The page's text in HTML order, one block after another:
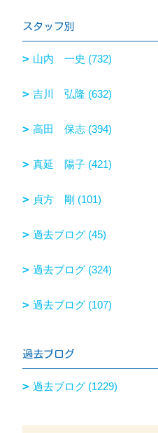
スタッフ別
山内 一史 (732)
吉川 弘隆 (632)
高田 保志 (394)
真延 陽子 (421)
貞方 剛 (101)
過去ブログ (45)
過去ブログ (324)
過去ブログ (107)
過去ブログ
過去ブログ (1229)